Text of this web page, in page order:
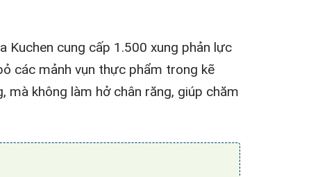
Kuchen cung cấp 1.500 xung phản lực
các mảnh vụn thực phẩm trong kẽ
mà không làm hở chân răng, giúp chăm